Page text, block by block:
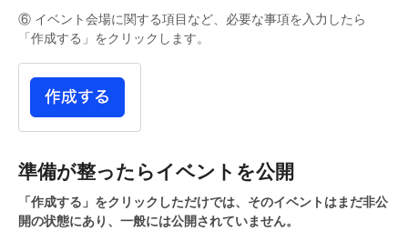
⑥ イベント会場に関する項目など、必要な事項を入力したら
「作成する」をクリックします。
準備が整ったらイベントを公開
「作成する」をクリックしただけでは、そのイベントはまだ非公
開の状態にあり、一般には公開されていません。